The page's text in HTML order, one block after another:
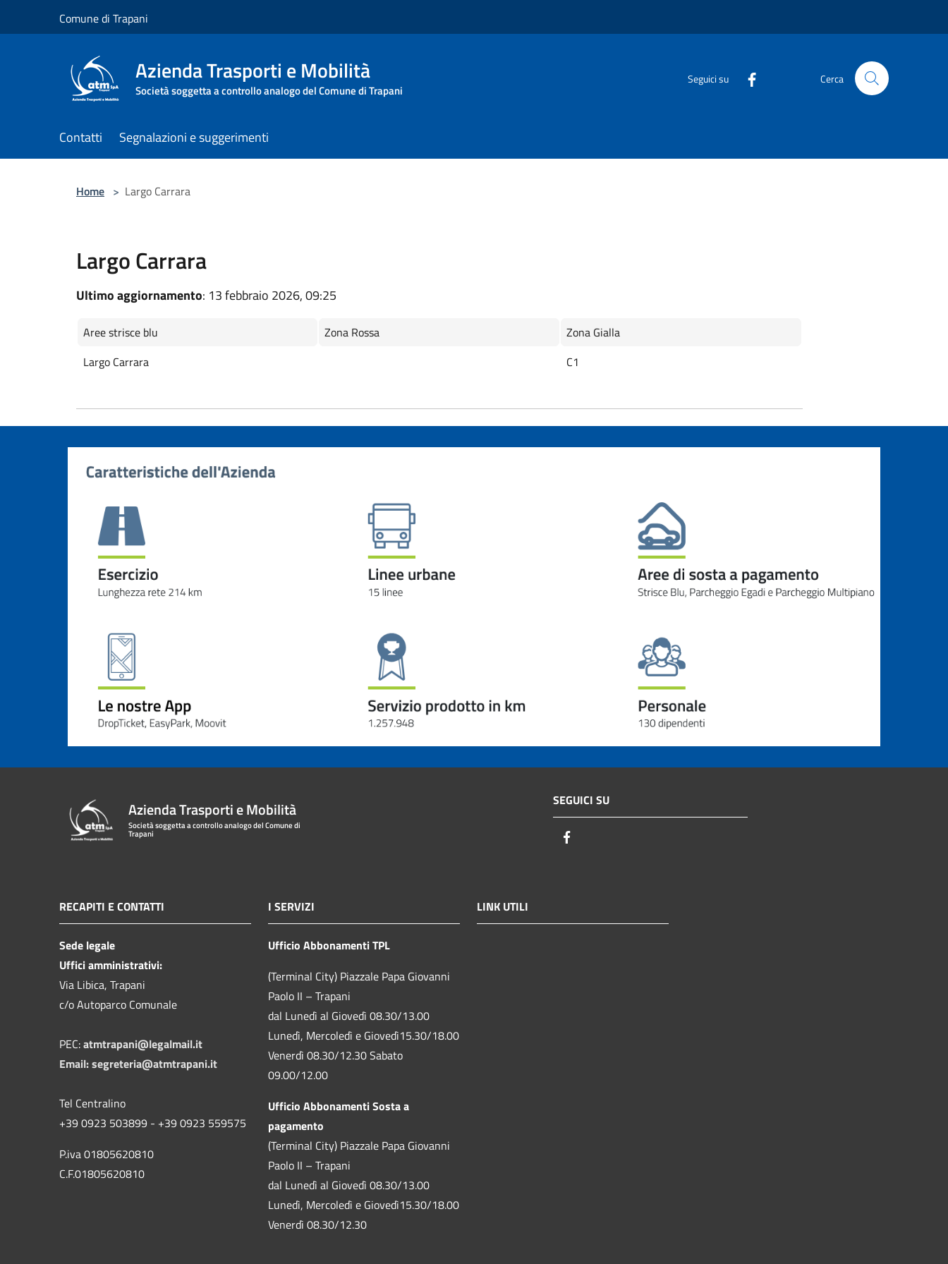
Comune di Trapani
Azienda Trasporti e Mobilità
Società soggetta a controllo analogo del Comune di Trapani
Seguici su Cerca
Contatti Segnalazioni e suggerimenti
Home > Largo Carrara
Largo Carrara
Ultimo aggiornamento: 13 febbraio 2026, 09:25
Aree strisce blu Zona Rossa
Zona Gialla
Largo Carrara
C1
Azienda Trasporti e Mobilità
Società soggetta a controllo analogo del Comune di
Trapani
SEGUICI SU
RECAPITI E CONTATTI
Sede legale
Uffici amministrativi:
Via Libica, Trapani
c/o Autoparco Comunale
PEC:atmtrapani@legalmail.it
Email:segreteria@atmtrapani.it
Tel Centralino
+39 0923 503899 - +39 0923 559575
P.iva 01805620810
C.F.01805620810
I SERVIZI
Ufficio Abbonamenti TPL
(Terminal City) Piazzale Papa Giovanni
Paolo II – Trapani
dal Lunedì al Giovedì 08.30/13.00
Lunedì, Mercoledì e Giovedì15.30/18.00
Venerdì 08.30/12.30 Sabato
09.00/12.00
Ufficio Abbonamenti Sosta a
pagamento
(Terminal City) Piazzale Papa Giovanni
Paolo II – Trapani
dal Lunedì al Giovedì 08.30/13.00
Lunedì, Mercoledì e Giovedì15.30/18.00
Venerdì 08.30/12.30
LINK UTILI